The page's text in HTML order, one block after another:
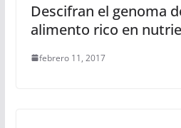
Descifran el genoma
alimento rico en
febrero 11, 2017